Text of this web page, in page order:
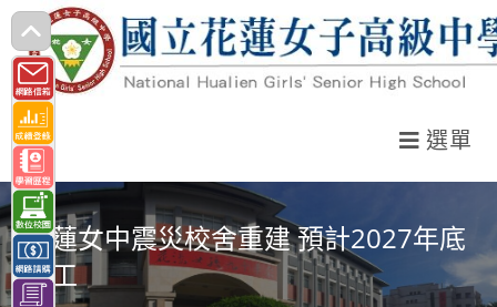
跳
轉
至
主
要
內
容
選單
花蓮女中震災校舍重建 預計2027年底
完工